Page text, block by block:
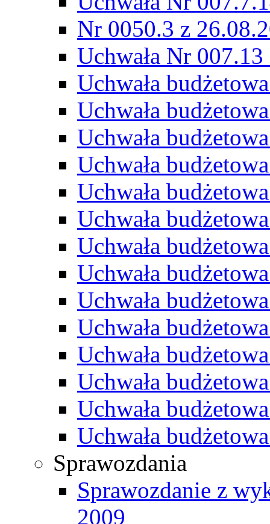
Nr 0050.3 z
Uchwała Nr
Uchwała
Uchwała
Uchwała
Uchwała
Uchwała
Uchwała
Uchwała
Uchwała
Uchwała
Uchwała
Uchwała
Uchwała
Uchwała
Uchwała
Sprawozdania
Sprawozdanie z
2009